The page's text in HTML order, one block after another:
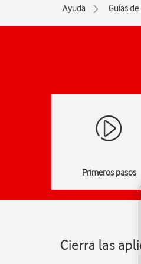
Ayuda Guías
Primeros pasos
Cierra las